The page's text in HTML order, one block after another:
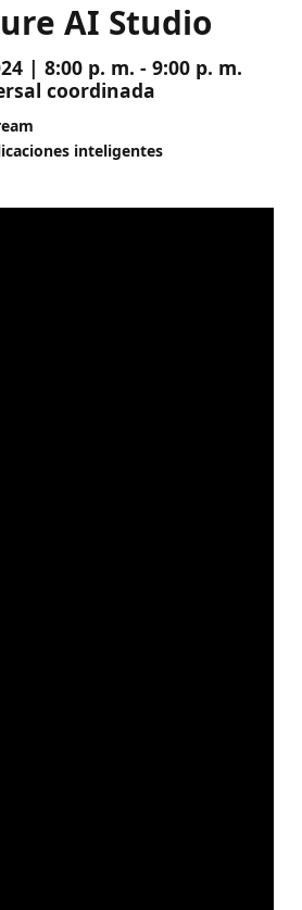
AI Studio
| 8:00 p. m. - 9:00 p. m.
coordinada
inteligentes